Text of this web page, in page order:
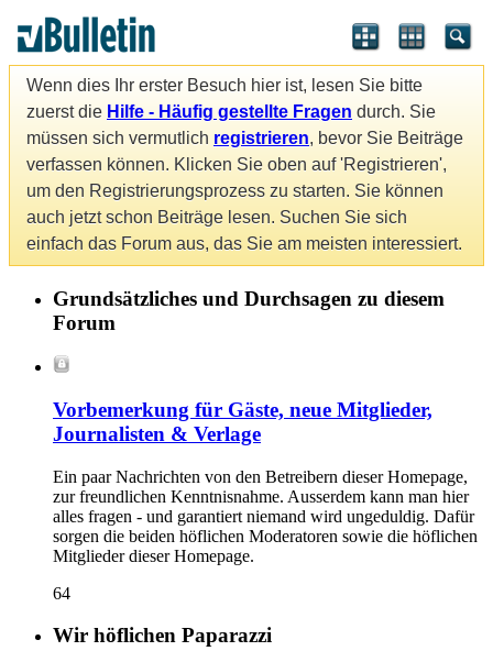
Wenn dies Ihr erster Besuch hier ist, lesen Sie bitte
zuerst die Hilfe - Häufig gestellte Fragen durch. Sie
müssen sich vermutlich registrieren, bevor Sie Beiträge
verfassen können. Klicken Sie oben auf 'Registrieren',
um den Registrierungsprozess zu starten. Sie können
auch jetzt schon Beiträge lesen. Suchen Sie sich
einfach das Forum aus, das Sie am meisten interessiert.
Grundsätzliches und Durchsagen zu diesem
Forum
Vorbemerkung für Gäste, neue Mitglieder,
Journalisten & Verlage
Ein paar Nachrichten von den Betreibern dieser Homepage,
zur freundlichen Kenntnisnahme. Ausserdem kann man hier
alles fragen - und garantiert niemand wird ungeduldig. Dafür
sorgen die beiden höflichen Moderatoren sowie die höflichen
Mitglieder dieser Homepage.
64
Wir höflichen Paparazzi